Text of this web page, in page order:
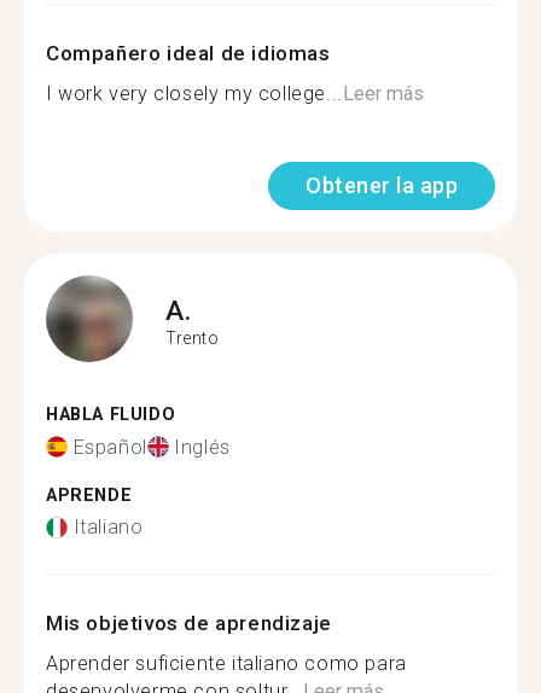
Compañero ideal de idiomas
I work very closely my college...Leer más
Obtener la app
A.
Trento
HABLA FLUIDO
Español Inglés
APRENDE
Italiano
Mis objetivos de aprendizaje
Aprender suficiente italiano como para